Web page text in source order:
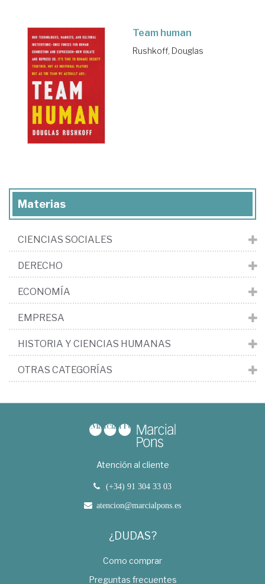
Team human
Rushkoff, Douglas
Materias
CIENCIAS SOCIALES
DERECHO
ECONOMÍA
EMPRESA
HISTORIA Y CIENCIAS HUMANAS
OTRAS CATEGORÍAS
Atención al cliente
(+34) 91 304 33 03
atencion@marcialpons.es
¿DUDAS?
Como comprar
Preguntas frecuentes